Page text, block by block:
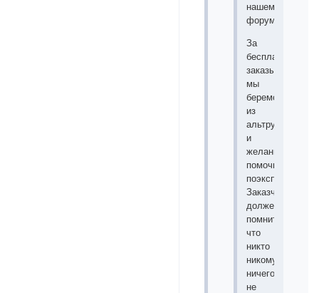
нашем
форуме!!!).
За
бесплатные
заказы
мы
беремся
из
альтруизма
и
желания
помочь/
Заказчик
должен
помнить,
что
никто
никому
ничего
не